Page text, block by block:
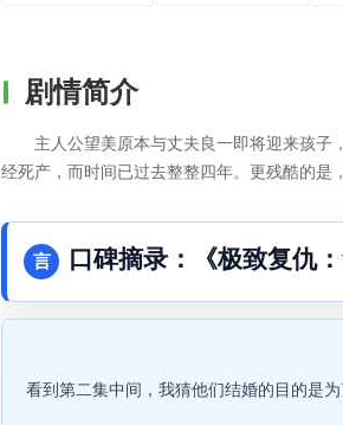
剧情简介
主人公望美原本与丈夫良一即将迎来孩子
经死产，而时间已过去整整四年。更残酷的是
言 口碑摘录：《极致复仇
看到第二集中间，我猜他们结婚的目的是